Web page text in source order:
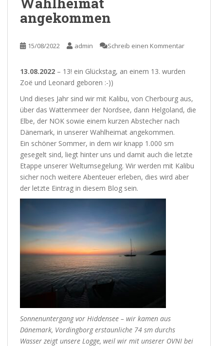
angekommen
15/08/2022 admin Schreib einen Kommentar
13.08.2022 – 13! ein Glückstag, an einem 13. wurden
Zoë und Leonard geboren :-))
Und dieses Jahr sind wir mit Kalibu, von Cherbourg aus,
über das Wattenmeer der Nordsee, dann Helgoland, die
Elbe, der NOK sowie einem kurzen Abstecher nach
Dänemark, in unserer Wahlheimat angekommen.
Ein schöner Sommer, in dem wir knapp 1.000 sm
gesegelt sind, liegt hinter uns und damit auch die letzte
Etappe unserer Weltumsegelung. Wir werden mit Kalibu
sicher noch weitere Abenteuer erleben, dies wird aber
der letzte Eintrag in diesem Blog sein.
Sonnenuntergang vor Hiddensee – wir kamen aus
Dänemark, Vordingborg erstaunliche 74 sm durchs
Wasser zeigt unsere Logge, weil wir mit unserer OVNI bei